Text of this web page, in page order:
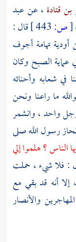
قتادة ، عنعبد
[ص:
قال :
أوديةتهامة أجوف
عماية الصبح وكان
في شعابه وأحنائه
ما راعنا ونحن
واحد ، وانشمر
رسول الله صلى
الناس ؟ هلموا إلي
: فلا شيء ، حملت
أنه قد بقي مع
المهاجرين والأنصار